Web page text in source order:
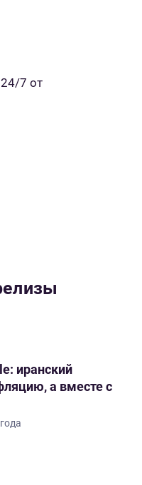
7 от
иранский
а вместе с